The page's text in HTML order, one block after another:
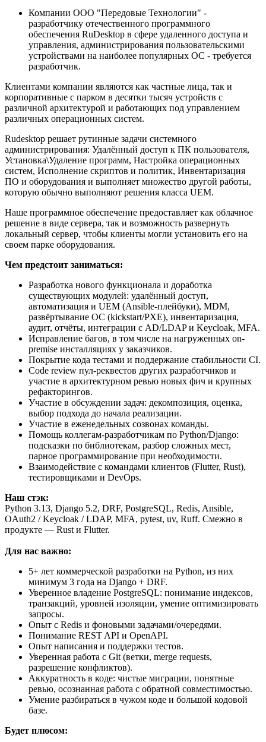
Компании ООО "Передовые Технологии" -
разработчику отечественного программного
обеспечения RuDesktop в сфере удаленного доступа и
управления, администрирования пользовательскими
устройствами на наиболее популярных ОС - требуется
разработчик.
Клиентами компании являются как частные лица, так и
корпоративные с парком в десятки тысяч устройств с
различной архитектурой и работающих под управлением
различных операционных систем.
Rudesktop решает рутинные задачи системного
администрирования: Удалённый доступ к ПК пользователя,
Установка\Удаление программ, Настройка операционных
систем, Исполнение скриптов и политик, Инвентаризация
ПО и оборудования и выполняет множество другой работы,
которую обычно выполняют решения класса UEM.
Наше программное обеспечение предоставляет как облачное
решение в виде сервера, так и возможность развернуть
локальный сервер, чтобы клиенты могли установить его на
своем парке оборудования.
Чем предстоит заниматься:
Разработка нового функционала и доработка
существующих модулей: удалённый доступ,
автоматизация и UEM (Ansible-плейбуки), MDM,
развёртывание ОС (kickstart/PXE), инвентаризация,
аудит, отчёты, интеграции с AD/LDAP и Keycloak, MFA.
Исправление багов, в том числе на нагруженных on-
premise инсталляциях у заказчиков.
Покрытие кода тестами и поддержание стабильности CI.
Code review пул-реквестов других разработчиков и
участие в архитектурном ревью новых фич и крупных
рефакторингов.
Участие в обсуждении задач: декомпозиция, оценка,
выбор подхода до начала реализации.
Участие в еженедельных созвонах команды.
Помощь коллегам-разработчикам по Python/Django:
подсказки по библиотекам, разбор сложных мест,
парное программирование при необходимости.
Взаимодействие с командами клиентов (Flutter, Rust),
тестировщиками и DevOps.
Наш стэк:
Python 3.13, Django 5.2, DRF, PostgreSQL, Redis, Ansible,
OAuth2 / Keycloak / LDAP, MFA, pytest, uv, Ruff. Смежно в
продукте — Rust и Flutter.
Для нас важно:
5+ лет коммерческой разработки на Python, из них
минимум 3 года на Django + DRF.
Уверенное владение PostgreSQL: понимание индексов,
транзакций, уровней изоляции, умение оптимизировать
запросы.
Опыт с Redis и фоновыми задачами/очередями.
Понимание REST API и OpenAPI.
Опыт написания и поддержки тестов.
Уверенная работа с Git (ветки, merge requests,
разрешение конфликтов).
Аккуратность в коде: чистые миграции, понятные
ревью, осознанная работа с обратной совместимостью.
Умение разбираться в чужом коде и большой кодовой
базе.
Будет плюсом: